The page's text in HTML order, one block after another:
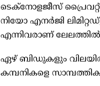
ടെക്‌നോളജീസ്
നിയോ എനര്‍ജി
എന്നിവരാണ്
ഏഴ് ബിഡുകളും
കമ്പനികളെ